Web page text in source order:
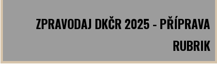
ZPRAVODAJ DKČR 2025 - PŘÍPRAVA
RUBRIK